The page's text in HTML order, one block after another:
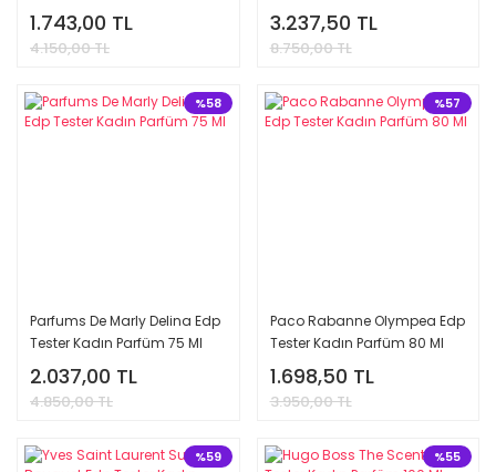
1.743,00 TL
4.150,00 TL
Parfüm 100 Ml
3.237,50 TL
8.750,00 TL
%58
Parfums De Marly Delina Edp
Tester Kadın Parfüm 75 Ml
2.037,00 TL
4.850,00 TL
%57
Paco Rabanne Olympea Edp
Tester Kadın Parfüm 80 Ml
1.698,50 TL
3.950,00 TL
%59 %55